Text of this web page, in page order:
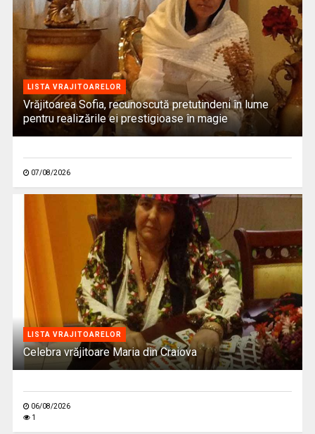
LISTA VRAJITOARELOR
Vrăjitoarea Sofia, recunoscută pretutindeni în lume
pentru realizările ei prestigioase în magie
07/08/2026
LISTA VRAJITOARELOR
Celebra vrăjitoare Maria din Craiova
06/08/2026
1